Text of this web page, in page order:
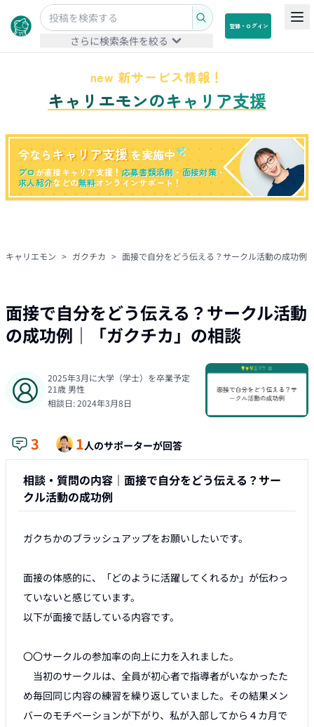
さらに検索条件を絞る
登録・ログイン
new 新サービス情報！
キャリエモンのキャリア支援
今なら キャリア支援 を実施中
プロが直接キャリア支援！応募書類添削 ・ 面接対策・
求人紹介などの無料オンラインサポート！
キャリエモン > ガクチカ > 面接で自分をどう伝える？サークル活動の成功例
面接で自分をどう伝える？サークル活動
の成功例 ｜「ガクチカ」の相談
2025年3月に大学（学士）を卒業予定
21歳 男性
相談日:2024年3月8日
3 1人のサポーターが回答
相談・質問の内容｜ 面接で自分をどう伝える？サー
クル活動の成功例
ガクちかのブラッシュアップをお願いしたいです。
面接の体感的に、「どのように活躍してくれるか」が伝わっ
ていないと感じています。
以下が面接で話している内容です。
〇〇サークルの参加率の向上に力を入れました。
当初のサークルは、全員が初心者で指導者がいなかったた
め毎回同じ内容の練習を繰り返していました。その結果メン
バーのモチベーションが下がり、私が入部してから４カ月で